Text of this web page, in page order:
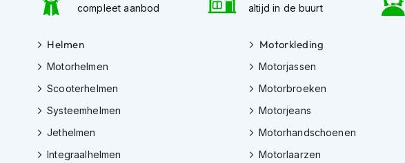
Motorjeans
Heren
motorpak
Dames
motorpak
Eendelig
motorpak
compleet aanbod
altijd in de buurt
Helmen
Motorhelmen
Scooterhelmen
Systeemhelmen
Jethelmen
Integraalhelmen
Motorkleding
Motorjassen
Motorbroeken
Motorjeans
Motorhandschoenen
Motorlaarzen